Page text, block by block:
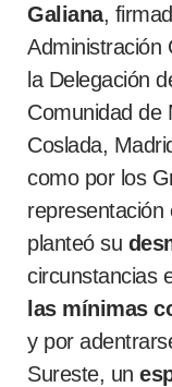
Galiana,
Administración
la Delegación
Comunidad de
Coslada,
como por los
representación
planteó su
circunstancias
las mínimas
y por
Sureste, un